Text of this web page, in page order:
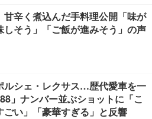
甘辛く煮込んだ手料理公開「味が
しそう」「ご飯が進みそう」の声
ルシェ・レクサス…歴代愛車を一
」ナンバー並ぶショットに「こ
ごい」「豪華すぎる」と反響